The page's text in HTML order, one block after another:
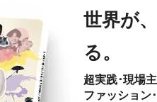
世界が
る。
超実践･現場
ファッション